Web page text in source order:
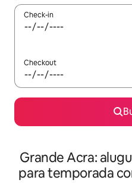
Check-in
Checkout
Grande Acra:
para temporada